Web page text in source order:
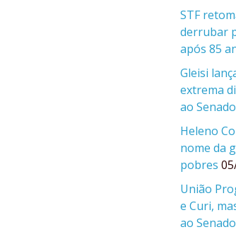
STF
derrubar
após 85
Gleisi
extrema
ao Senado
Heleno
nome da
pobres
União
e Curi,
ao Senado